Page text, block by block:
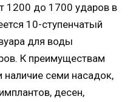
1200 до 1700 ударов в
10-ступенчатый
для воды
К преимуществам
наличие семи насадок,
десен,